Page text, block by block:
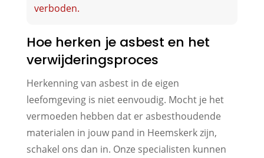
verboden.
Hoe herken je asbest en het
verwijderingsproces
Herkenning van asbest in de eigen
leefomgeving is niet eenvoudig. Mocht je het
vermoeden hebben dat er asbesthoudende
materialen in jouw pand in Heemskerk zijn,
schakel ons dan in. Onze specialisten kunnen